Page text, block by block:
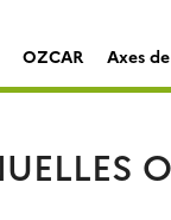
OZCAR
Axes